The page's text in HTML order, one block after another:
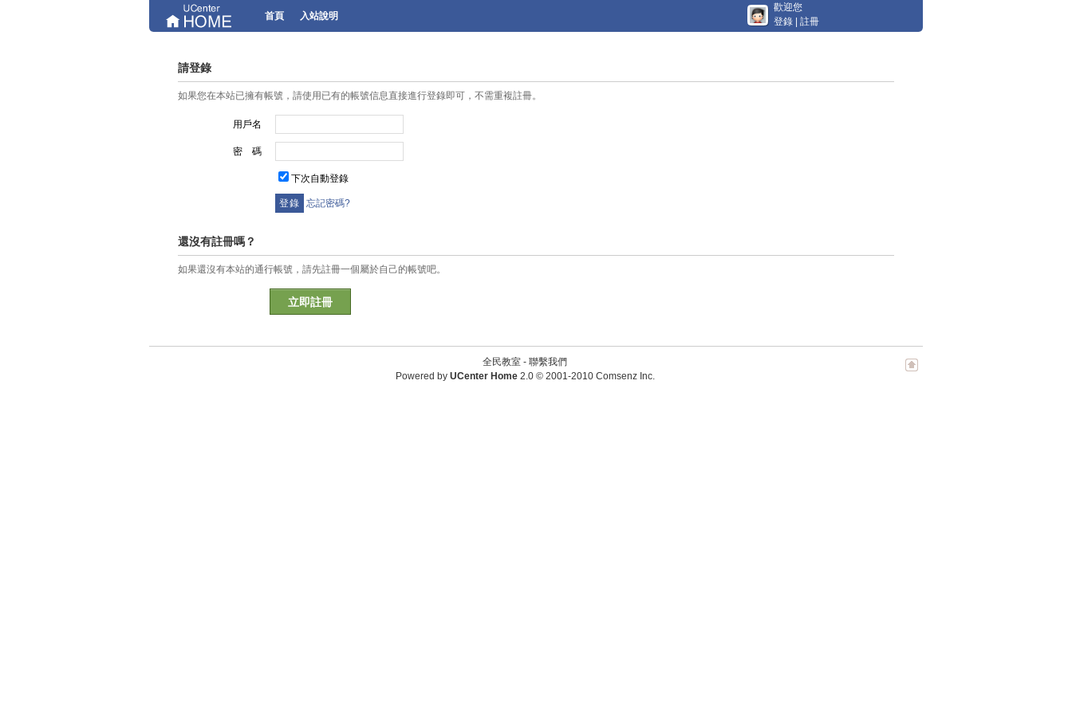
首頁 入站說明
歡迎您
登錄
註冊
請登錄
如果您在本站已擁有帳號，請使用已有的帳號信息直接進行登錄即可，不需重複註冊。
用戶名
密 碼
下次自動登錄
忘記密碼?
還沒有註冊嗎？
如果還沒有本站的通行帳號，請先註冊一個屬於自己的帳號吧。
立即註冊
全民教室 - 聯繫我們
Powered by UCenter Home 2.0© 2001-2010 Comsenz Inc.